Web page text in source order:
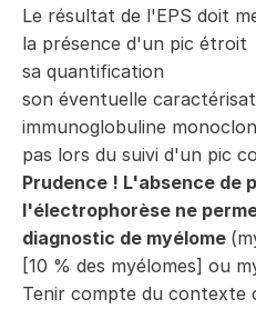
Le résultat de l'EPS doit
la présence d'un pic étroit
sa quantification
son éventuelle
immunoglobuline
pas lors du suivi d'un pic
Prudence ! L'absence de
l'électrophorèse ne
diagnostic de myélome
[10 % des myélomes] ou
Tenir compte du contexte